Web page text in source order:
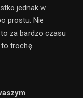
jednak w
prostu. Nie
za bardzo czasu
to trochę